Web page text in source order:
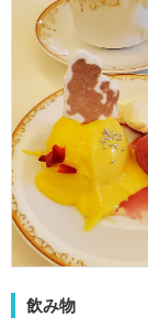
飲み物